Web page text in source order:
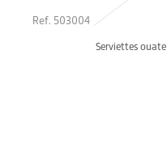
Ref. 503004
Serviettes